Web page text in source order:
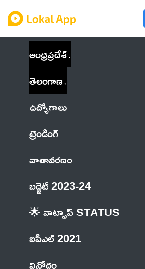
ఆంధ్రప్రదేశ్
తెలంగాణ
ఉద్యోగాలు
ట్రెండింగ్
వాతావరణం
బడ్జెట్ 2023-24
🌟 వాట్సాప్ STATUS
ఐపీఎల్ 2021
వినోదం